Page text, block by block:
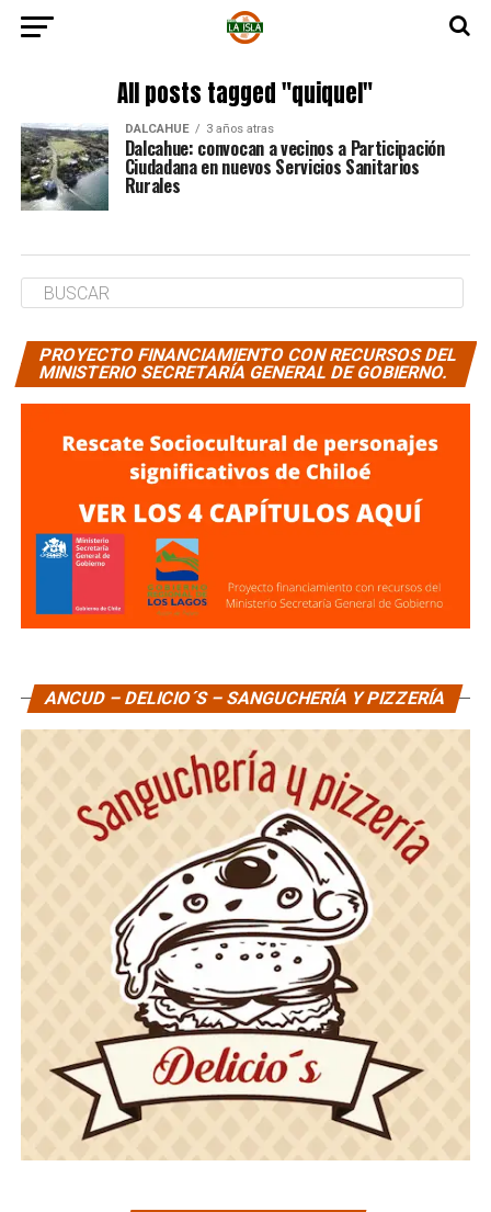
All posts tagged "quiquel"
DALCAHUE 3 años atras
Dalcahue: convocan a vecinos a Participación
Ciudadana en nuevos Servicios Sanitarios
Rurales
PROYECTO FINANCIAMIENTO CON RECURSOS DEL
MINISTERIO SECRETARÍA GENERAL DE GOBIERNO.
ANCUD – DELICIO´S – SANGUCHERÍA Y PIZZERÍA